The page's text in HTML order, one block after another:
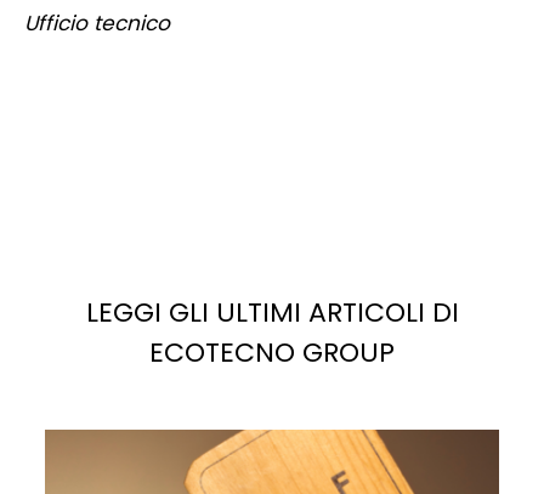
Ufficio tecnico
potenziale sul pianeta. Se sfruttata correttamente,
potrebbe facilmente soddisfare, e superare, la
domanda di elettricità attuale e futura.
LEGGI GLI ULTIMI ARTICOLI DI
ECOTECNO GROUP